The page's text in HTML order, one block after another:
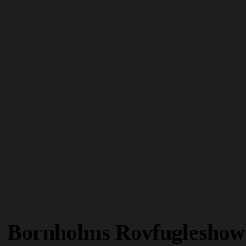
Bornholms Rovfugleshow